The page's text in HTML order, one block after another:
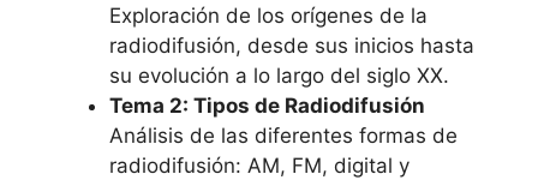
Exploración de los orígenes de la
radiodifusión, desde sus inicios hasta
su evolución a lo largo del siglo XX.
Tema 2: Tipos de Radiodifusión
Análisis de las diferentes formas de
radiodifusión: AM, FM, digital y